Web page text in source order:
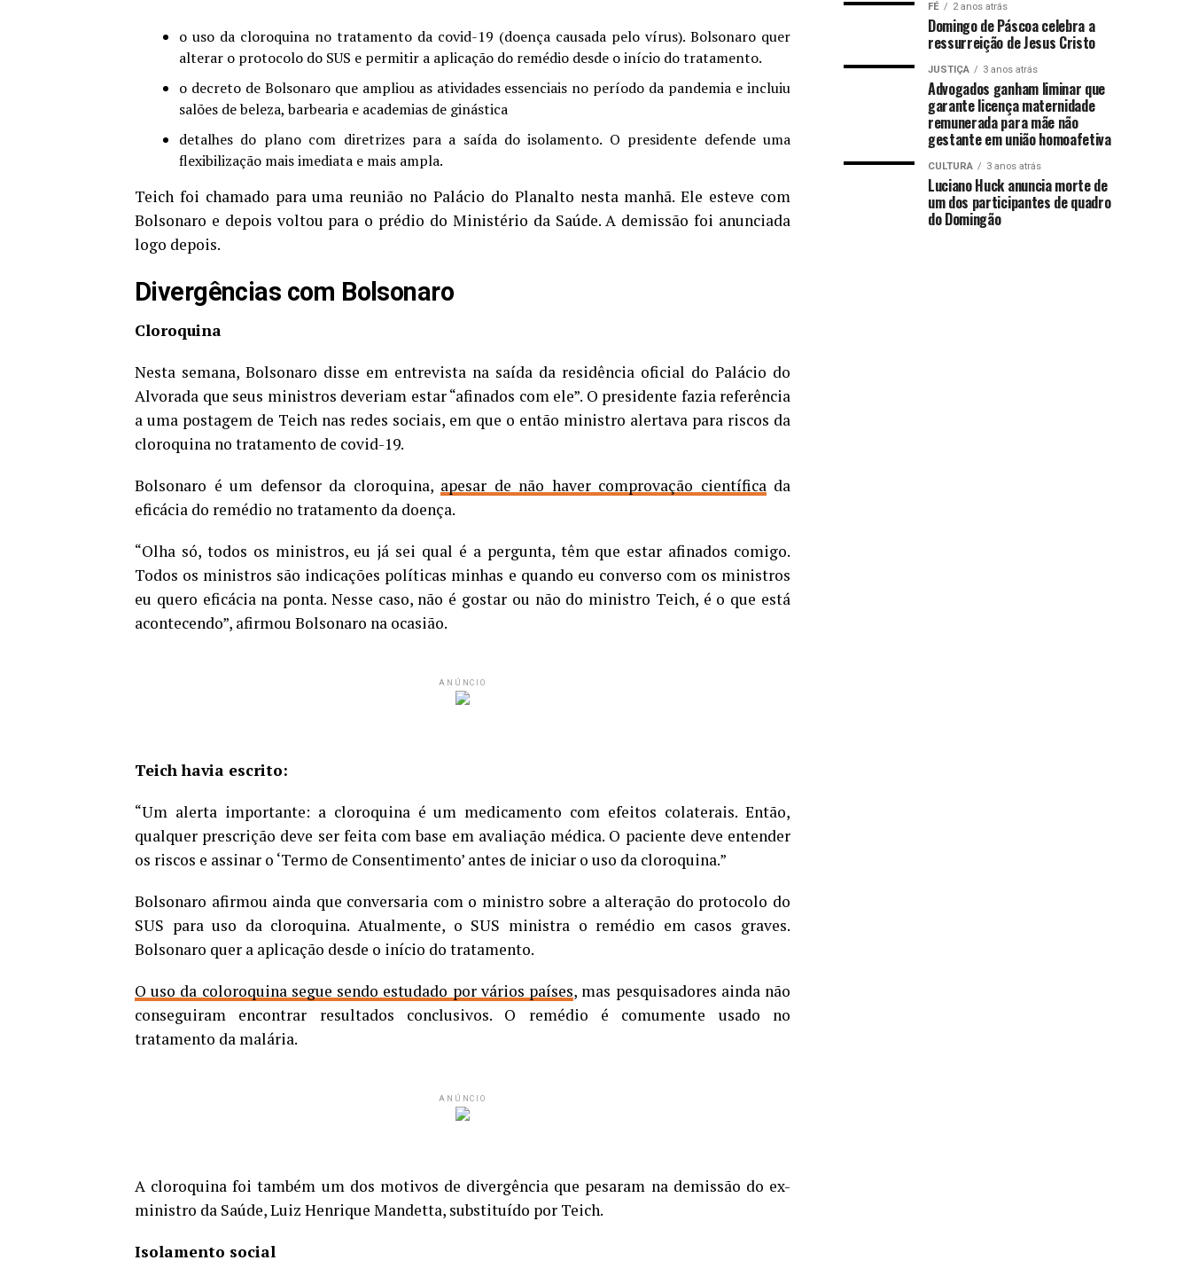
o uso da cloroquina no tratamento da covid-19 (doença causada pelo vírus). Bolsonaro quer
alterar o protocolo do SUS e permitir a aplicação do remédio desde o início do tratamento.
o decreto de Bolsonaro que ampliou as atividades essenciais no período da pandemia e incluiu
salões de beleza, barbearia e academias de ginástica
detalhes do plano com diretrizes para a saída do isolamento. O presidente defende uma
flexibilização mais imediata e mais ampla.
Teich foi chamado para uma reunião no Palácio do Planalto nesta manhã. Ele esteve com
Bolsonaro e depois voltou para o prédio do Ministério da Saúde. A demissão foi anunciada
logo depois.
Divergências com Bolsonaro
Cloroquina
Nesta semana, Bolsonaro disse em entrevista na saída da residência oficial do Palácio do
Alvorada que seus ministros deveriam estar “afinados com ele”. O presidente fazia referência
a uma postagem de Teich nas redes sociais, em que o então ministro alertava para riscos da
cloroquina no tratamento de covid-19.
Bolsonaro é um defensor da cloroquina, apesar de não haver comprovação científicada
eficácia do remédio no tratamento da doença.
“Olha só, todos os ministros, eu já sei qual é a pergunta, têm que estar afinados comigo.
Todos os ministros são indicações políticas minhas e quando eu converso com os ministros
eu quero eficácia na ponta. Nesse caso, não é gostar ou não do ministro Teich, é o que está
acontecendo”, afirmou Bolsonaro na ocasião.
ANÚNCIO
Teich havia escrito:
“Um alerta importante: a cloroquina é um medicamento com efeitos colaterais. Então,
qualquer prescrição deve ser feita com base em avaliação médica. O paciente deve entender
os riscos e assinar o ‘Termo de Consentimento’ antes de iniciar o uso da cloroquina.”
Bolsonaro afirmou ainda que conversaria com o ministro sobre a alteração do protocolo do
SUS para uso da cloroquina. Atualmente, o SUS ministra o remédio em casos graves.
Bolsonaro quer a aplicação desde o início do tratamento.
O uso da coloroquina segue sendo estudado por vários países, mas pesquisadores ainda não
conseguiram encontrar resultados conclusivos. O remédio é comumente usado no
tratamento da malária.
ANÚNCIO
A cloroquina foi também um dos motivos de divergência que pesaram na demissão do ex-
ministro da Saúde, Luiz Henrique Mandetta, substituído por Teich.
Isolamento social
FÉ 2 anos atrás
Domingo de Páscoa celebra a
ressurreição de Jesus Cristo
JUSTIÇA 3 anos atrás
Advogados ganham liminar que
garante licença maternidade
remunerada para mãe não
gestante em união homoafetiva
CULTURA 3 anos atrás
Luciano Huck anuncia morte de
um dos participantes de quadro
do Domingão